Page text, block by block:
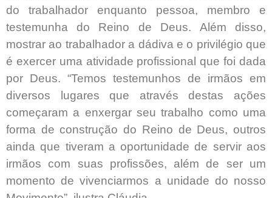
do trabalhador enquanto pessoa, membro e
testemunha do Reino de Deus. Além disso,
mostrar ao trabalhador a dádiva e o privilégio que
é exercer uma atividade profissional que foi dada
por Deus. “Temos testemunhos de irmãos em
diversos lugares que através destas ações
começaram a enxergar seu trabalho como uma
forma de construção do Reino de Deus, outros
ainda que tiveram a oportunidade de servir aos
irmãos com suas profissões, além de ser um
momento de vivenciarmos a unidade do nosso